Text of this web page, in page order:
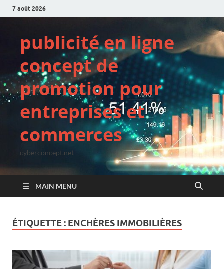
7 août 2026
publicité en ligne
concept de
promotion pour
entreprises et
commerces
cyberconcept.net
MAIN MENU
ÉTIQUETTE : ENCHÈRES IMMOBILIÈRES